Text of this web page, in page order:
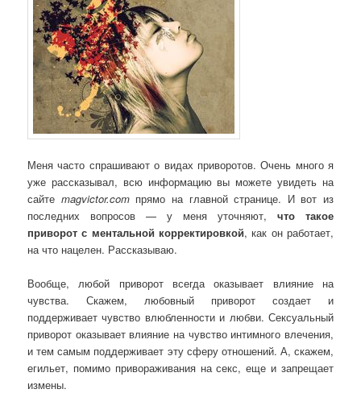
Меня часто спрашивают о видах приворотов. Очень много я
уже рассказывал, всю информацию вы можете увидеть на
сайте magvictor.comпрямо на главной странице. И вот из
последних вопросов — у меня уточняют, что такое
приворот с ментальной корректировкой, как он работает,
на что нацелен. Рассказываю.
Вообще, любой приворот всегда оказывает влияние на
чувства. Скажем, любовный приворот создает и
поддерживает чувство влюбленности и любви. Сексуальный
приворот оказывает влияние на чувство интимного влечения,
и тем самым поддерживает эту сферу отношений. А, скажем,
егильет, помимо привораживания на секс, еще и запрещает
измены.